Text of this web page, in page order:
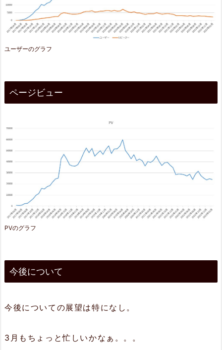
ユーザーのグラフ
ページビュー
PVのグラフ
今後について
今後についての展望は特になし。
3月もちょっと忙しいかなぁ。。。